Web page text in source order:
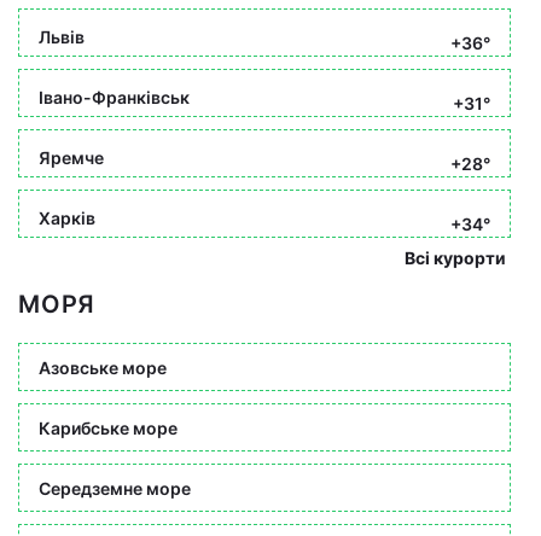
Львів +36°
Івано-Франківськ +31°
Яремче +28°
Харків
+34°
Всі курорти
МОРЯ
Азовське море
Карибське море
Середземне море